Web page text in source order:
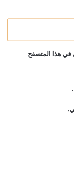
في هذا المتصفح